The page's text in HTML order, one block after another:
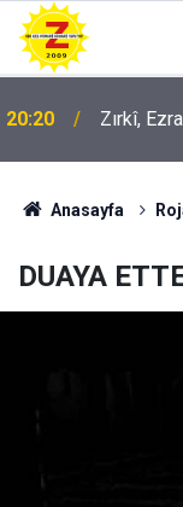
09:56 Ji Zilma
Anasayfa
DUAYA